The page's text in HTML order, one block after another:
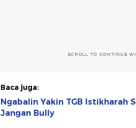
SCROLL TO CONTINUE
Baca juga:
Ngabalin Yakin TGB Istikharah
Jangan Bully